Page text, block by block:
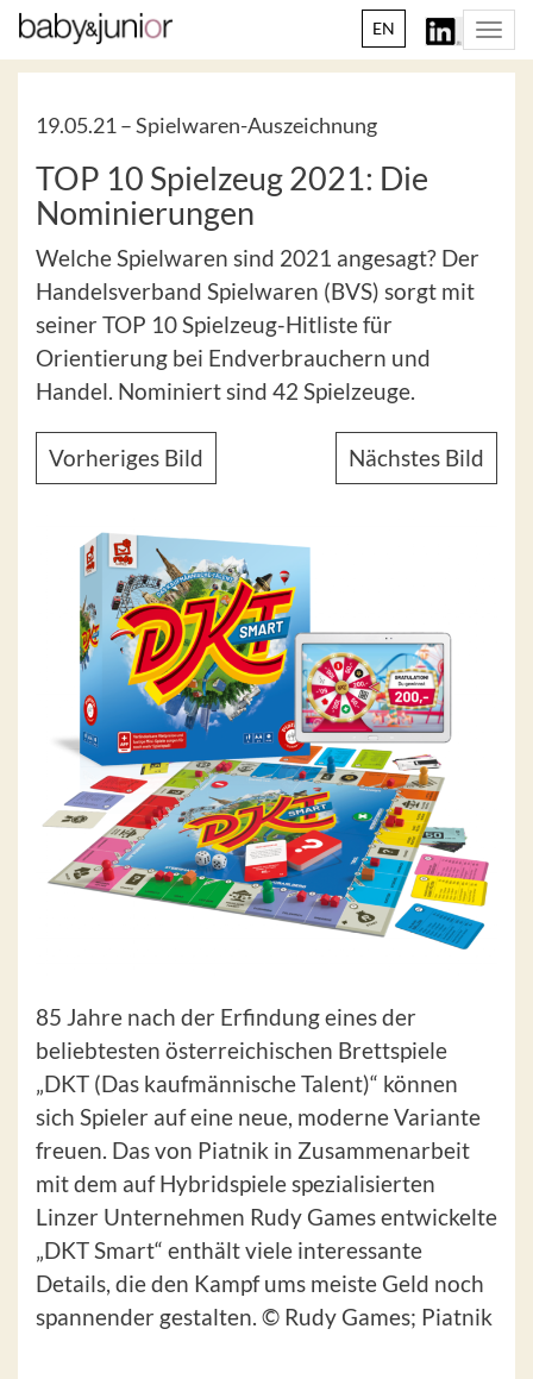
EN
19.05.21 –Spielwaren-Auszeichnung
TOP 10 Spielzeug 2021: Die
Nominierungen
Welche Spielwaren sind 2021 angesagt? Der
Handelsverband Spielwaren (BVS) sorgt mit
seiner TOP 10 Spielzeug-Hitliste für
Orientierung bei Endverbrauchern und
Handel. Nominiert sind 42 Spielzeuge.
Vorheriges Bild Nächstes Bild
85 Jahre nach der Erfindung eines der
beliebtesten österreichischen Brettspiele
„DKT (Das kaufmännische Talent)“ können
sich Spieler auf eine neue, moderne Variante
freuen. Das von Piatnik in Zusammenarbeit
mit dem auf Hybridspiele spezialisierten
Linzer Unternehmen Rudy Games entwickelte
„DKT Smart“ enthält viele interessante
Details, die den Kampf ums meiste Geld noch
spannender gestalten. © Rudy Games; Piatnik